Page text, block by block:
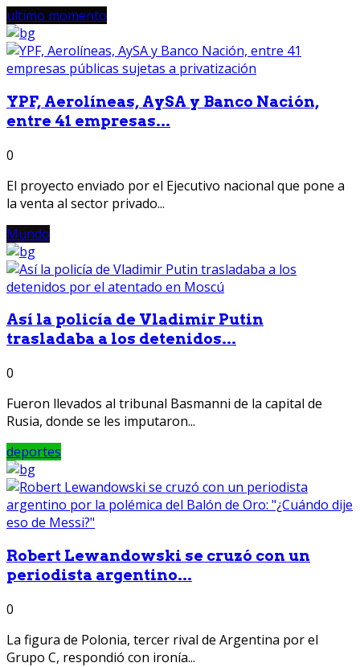
ultimo momento
YPF, Aerolíneas, AySA y Banco Nación,
entre 41 empresas...
0
El proyecto enviado por el Ejecutivo nacional que pone a
la venta al sector privado...
Mundo
Así la policía de Vladimir Putin
trasladaba a los detenidos...
0
Fueron llevados al tribunal Basmanni de la capital de
Rusia, donde se les imputaron...
deportes
Robert Lewandowski se cruzó con un
periodista argentino...
0
La figura de Polonia, tercer rival de Argentina por el
Grupo C, respondió con ironía...